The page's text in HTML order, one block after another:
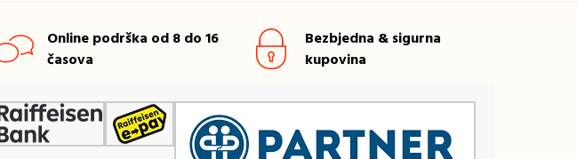
Online podrška od 8 do 16
časova
Bezbjedna & sigurna
kupovina